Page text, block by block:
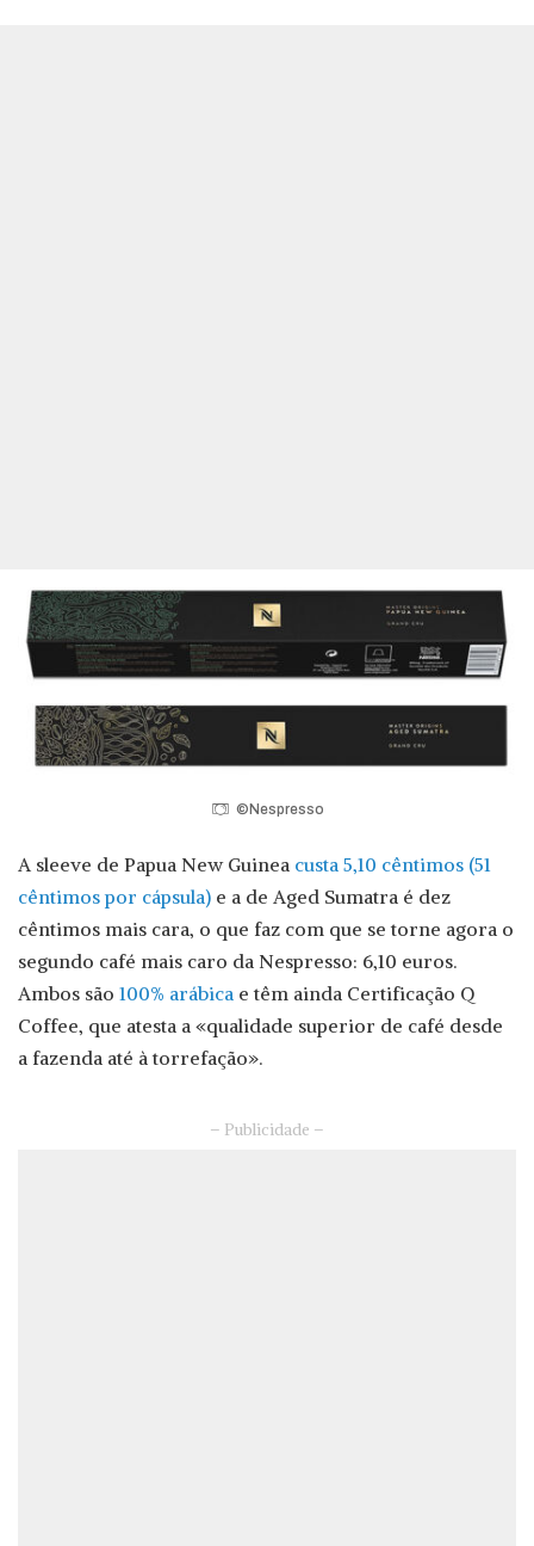
©Nespresso
A sleeve de Papua New Guinea custa 5,10 cêntimos (51
cêntimos por cápsula) e a de Aged Sumatra é dez
cêntimos mais cara, o que faz com que se torne agora o
segundo café mais caro da Nespresso: 6,10 euros.
Ambos são 100% arábica e têm ainda Certificação Q
Coffee, que atesta a «qualidade superior de café desde
a fazenda até à torrefação».
– Publicidade –